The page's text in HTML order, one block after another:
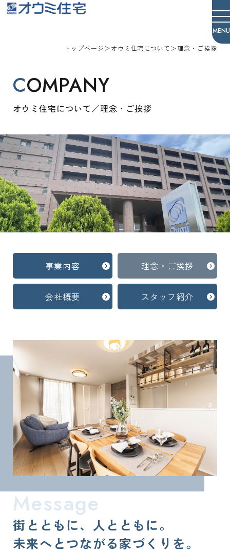
COMPANY
オウミ住宅について／理念・ご挨拶
トップページ＞オウミ住宅について＞理念・ご挨拶
事業内容 理念・ご挨拶
会社概要 スタッフ紹介
街とともに、人とともに。
未来へとつながる家づくりを。